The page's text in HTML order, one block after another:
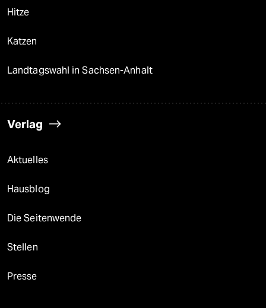
Hitze
Katzen
Landtagswahl in Sachsen-Anhalt
Verlag
Aktuelles
Hausblog
Die Seitenwende
Stellen
Presse